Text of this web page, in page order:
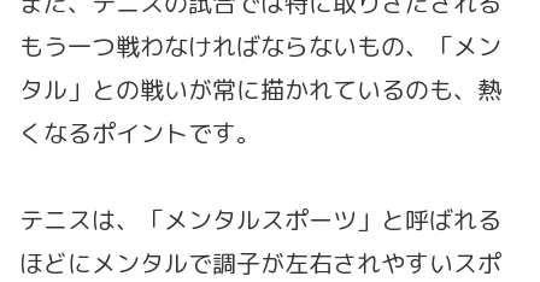
もう一つ戦わなければならないもの、「メン
タル」との戦いが常に描かれているのも、熱
くなるポイントです。
テニスは、「メンタルスポーツ」と呼ばれる
ほどにメンタルで調子が左右されやすいスポ